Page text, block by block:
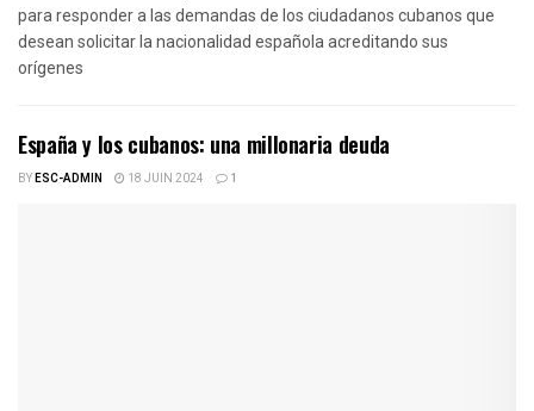
para responder a las demandas de los ciudadanos cubanos que
desean solicitar la nacionalidad española acreditando sus
orígenes
España y los cubanos: una millonaria deuda
BYESC-ADMIN 18 JUIN 2024 1